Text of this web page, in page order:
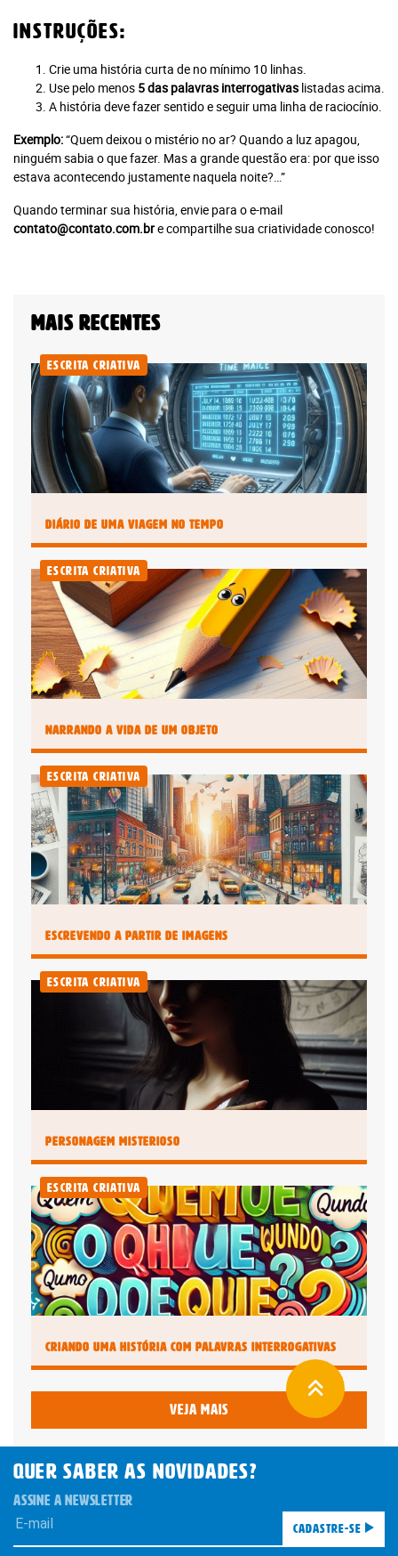
Instruções:
Crie uma história curta de no mínimo 10 linhas.
Use pelo menos 5 das palavras interrogativas listadas acima.
A história deve fazer sentido e seguir uma linha de raciocínio.
Exemplo:“Quem deixou o mistério no ar? Quando a luz apagou,
ninguém sabia o que fazer. Mas a grande questão era: por que isso
estava acontecendo justamente naquela noite?…”
Quando terminar sua história, envie para o e-mail
contato@contato.com.bre compartilhe sua criatividade conosco!
Mais recentes
Escrita Criativa
Diário de uma Viagem no Tempo
Escrita Criativa
Narrando a Vida de um Objeto
Escrita Criativa
Escrevendo a partir de Imagens
Escrita Criativa
Personagem Misterioso
Escrita Criativa
Criando uma História com Palavras Interrogativas
Veja mais
QUER SABER AS novidades?
ASSINE A NEWSLETTER
Cadastre-se
Você atingiu o limite de acessos
Recomendado
Jornal
Impresso +
Portal +
Plataforma
Leia Mais
Plano anual:
R$ 280.00 ou
Jornal
Impresso +
Digital
Plano anual:
Digital
Plano anual: R$ 180.00 ou 10x R$
18,00
Assinar Planeta Notícia
Já é assinante?Faça seu login
É um professor ou uma escola?Clique aqui